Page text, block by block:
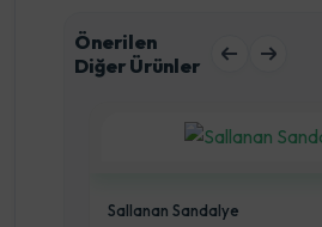
Önerilen
Diğer Ürünler
Sallanan Sandalye